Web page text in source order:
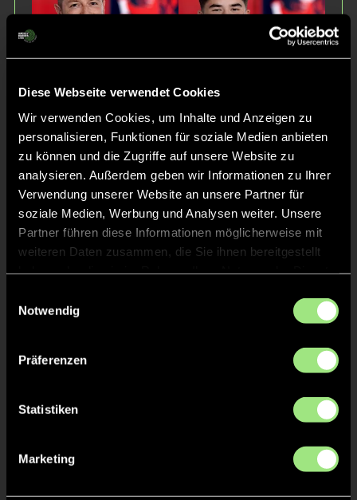
Diese Webseite verwendet Cookies
Wir verwenden Cookies, um Inhalte und Anzeigen zu
personalisieren, Funktionen für soziale Medien anbieten
zu können und die Zugriffe auf unsere Website zu
analysieren. Außerdem geben wir Informationen zu Ihrer
Verwendung unserer Website an unsere Partner für
soziale Medien, Werbung und Analysen weiter. Unsere
Partner führen diese Informationen möglicherweise mit
weiteren Daten zusammen, die Sie ihnen bereitgestellt
Notwendig
Präferenzen
Statistiken
Marketing
Max
van Laak
Nicolás
Kobryn
Melgarejo
Staff